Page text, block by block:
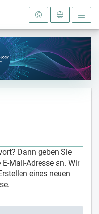
Dann geben Sie
E-Mail-Adresse an. Wir
eines neuen